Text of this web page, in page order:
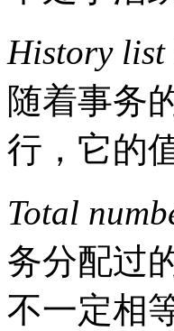
History list
随着事务
行，它的
Total
务分配过
不一定相